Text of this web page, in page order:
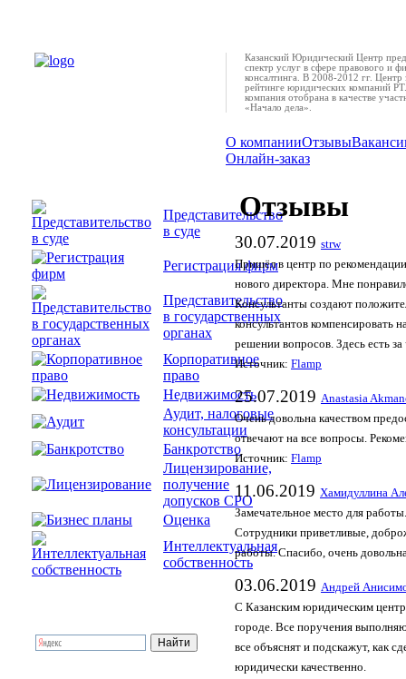
Представительство
в суде
Регистрация фирм
Представительство
в государственных
органах
Корпоративное
право
Недвижимость
Аудит, налоговые
консультации
Банкротство
Лицензирование,
получение
допусков СРО
Оценка
Интеллектуальная
собственность
Казанский Юридический Центр
спектр услуг в сфере правового и
консалтинга. В 2008-2012 гг. Центр
рейтинге юридических компаний
компания отобрана в качестве
«Начало дела».
О компанииОтзывы
Онлайн-заказ
Отзывы
30.07.2019 strw
Пришёл в центр по
нового директора. Мне
Консультанты создают
консультантов компенсировать
решении вопросов. Здесь есть за
Источник: Flamp
25.07.2019 Anastasia
Очень довольна качеством
отвечают на все вопросы.
Источник: Flamp
11.06.2019 Хамидуллина
Замечательное место для
Сотрудники приветливые,
работы. Спасибо, очень
03.06.2019 Андрей
С Казанским юридическим
городе. Все поручения
все объяснят и подскажут, как
юридически качественно.